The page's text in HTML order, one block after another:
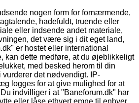
nogen form for fornærmende,
hadefuldt, truende eller
eller indsende andet materiale,
det være sig i dit eget land,
er hostet eller international
kan dette medføre, at du øjeblikkeligt
med besked herom til din
vurderer det nødvendigt. IP-
logges for at give mulighed for at
indvilliger i at "Baneforum.dk" har